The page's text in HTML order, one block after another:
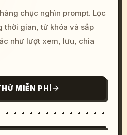
chục nghìn prompt. Lọc
thời gian, từ khóa và sắp
như lượt xem, lưu, chia
MIỄN PHÍ